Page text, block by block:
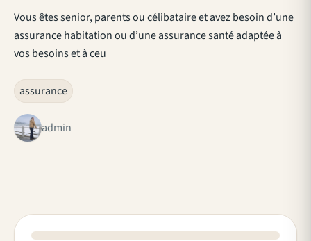
Vous êtes senior, parents ou célibataire et avez besoin d’une
assurance habitation ou d’une assurance santé adaptée à
vos besoins et à ceu
assurance
admin